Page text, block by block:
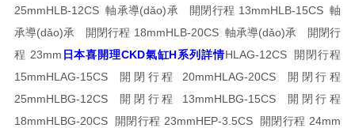
25mmHLB-12CS 軸承導(dǎo)承 開閉行程 13mmHLB-15CS 軸
承導(dǎo)承 開閉行程 18mmHLB-20CS 軸承導(dǎo)承 開閉行
程 23mm 日本喜開理CKD氣缸H系列詳情HLAG-12CS 開閉行程
15mmHLAG-15CS 開閉行程 20mmHLAG-20CS 開閉行程
25mmHLBG-12CS 開閉行程 13mmHLBG-15CS 開閉行程
18mmHLBG-20CS 開閉行程 23mmHEP-3.5CS 開閉行程 24mm